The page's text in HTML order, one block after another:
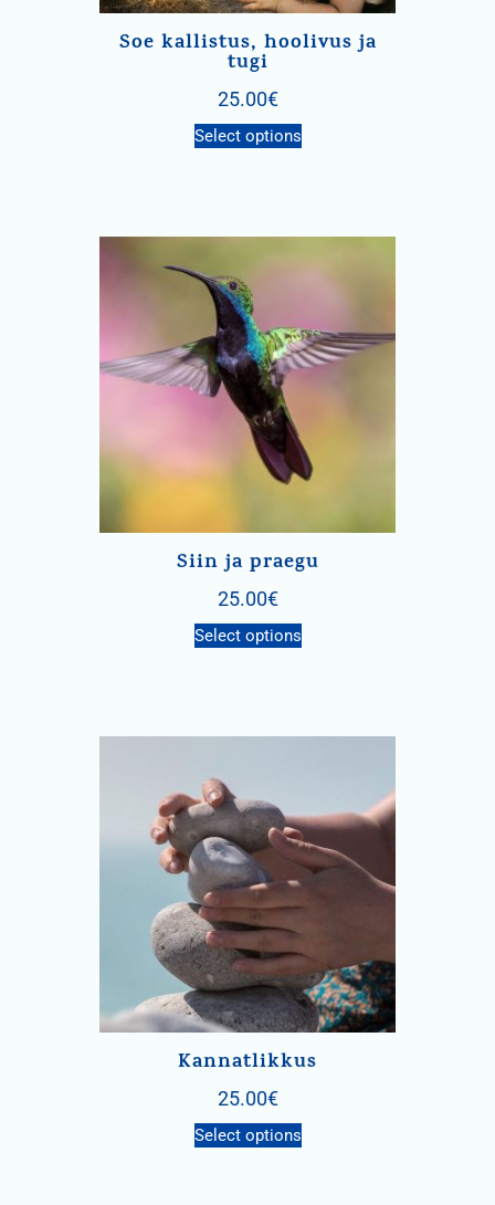
Soe kallistus, hoolivus ja
tugi
25.00€
Select options
Siin ja praegu
25.00€
Select options
Kannatlikkus
25.00€
Select options